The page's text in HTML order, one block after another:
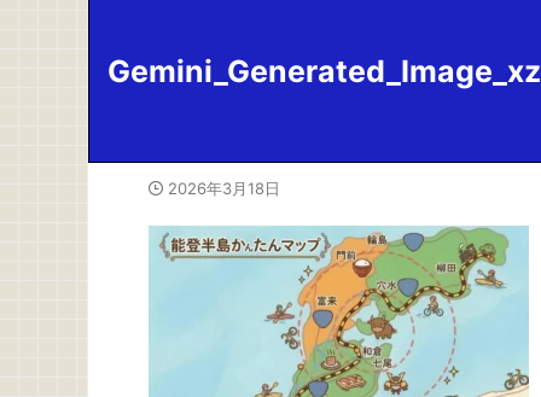
2026年3月18日